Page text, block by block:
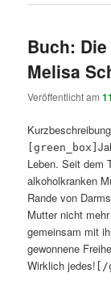
Buch:
Melisa
Veröffentlicht am
[green_box]
Leben. Seit dem
alkoholkranken
Rande von
Mutter nicht
gemeinsam mit
gewonnene
Wirklich jedes! [/